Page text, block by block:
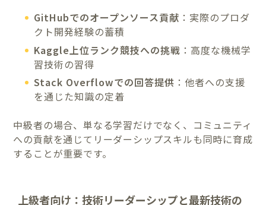
GitHubでのオープンソース貢献 ：実際のプロダ
クト開発経験の蓄積
Kaggle上位ランク競技への挑戦 ：高度な機械学
習技術の習得
Stack Overflowでの回答提供 ：他者への支援
を通じた知識の定着
中級者の場合、単なる学習だけでなく、コミュニティ
への貢献を通じてリーダーシップスキルも同時に育成
することが重要です。
上級者向け：技術リーダーシップと最新技術の